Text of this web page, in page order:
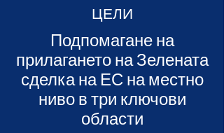
ЦЕЛИ
Подпомагане на
прилагането на Зелената
сделка на ЕС на местно
ниво в три ключови
области